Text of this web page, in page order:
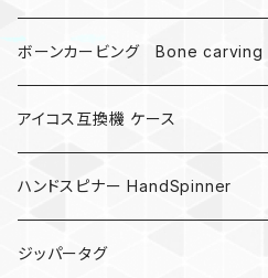
ボーンカービング Bone carving
アイコス互換機 ケース
ハンドスピナー HandSpinner
ジッパータグ